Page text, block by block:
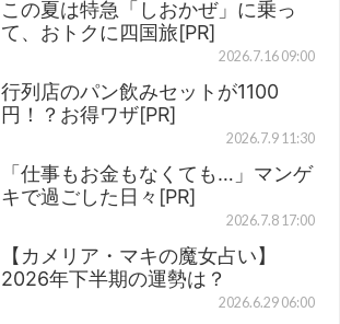
この夏は特急「しおかぜ」に乗っ
て、おトクに四国旅[PR]
2026.7.16 09:00
行列店のパン飲みセットが1100
円！？お得ワザ[PR]
2026.7.9 11:30
「仕事もお金もなくても…」マンゲ
キで過ごした日々[PR]
2026.7.8 17:00
【カメリア・マキの魔女占い】
2026年下半期の運勢は？
2026.6.29 06:00